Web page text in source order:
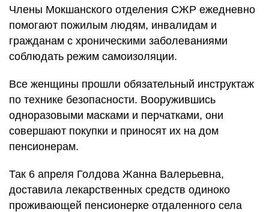
Члены Мокшанского отделения СЖР ежедневно
помогают пожилым людям, инвалидам и
гражданам с хроническими заболеваниями
соблюдать режим самоизоляции.
Все женщины прошли обязательный инструктаж
по технике безопасности. Вооружившись
одноразовыми масками и перчатками, они
совершают покупки и приносят их на дом
пенсионерам.
Так 6 апреля Голдова Жанна Валерьевна,
доставила лекарственных средств одиноко
проживающей пенсионерке отдаленного села